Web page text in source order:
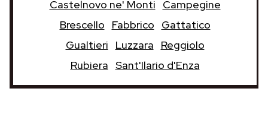
Castelnovo ne' Monti
Campegine
Brescello
Fabbrico
Gattatico
Gualtieri
Luzzara
Reggiolo
Rubiera Sant'Ilario d'Enza